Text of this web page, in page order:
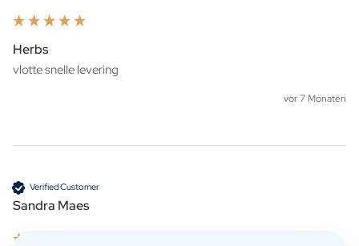
Herbs
vor 7 Monaten
Verified Customer
Sandra Maes